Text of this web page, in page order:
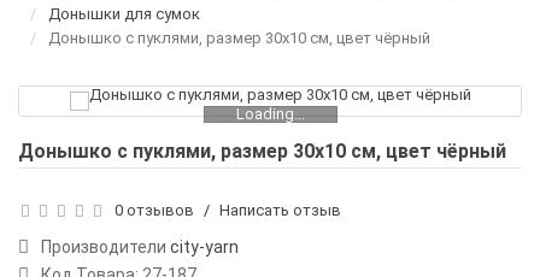
Донышки для сумок
Донышко с пуклями, размер 30х10 см, цвет чёрный
Loading...
Донышко с пуклями, размер 30х10 см, цвет чёрный
0 отзывов / Написать отзыв
Производители city-yarn